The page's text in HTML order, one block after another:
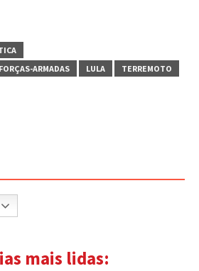
FORÇAS-ARMADAS LULA
TERREMOTO
mais lidas: